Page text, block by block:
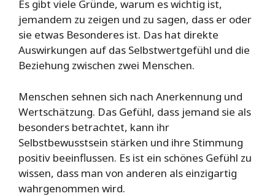
Es gibt viele Gründe, warum es wichtig ist,
jemandem zu zeigen und zu sagen, dass er oder
sie etwas Besonderes ist. Das hat direkte
Auswirkungen auf das Selbstwertgefühl und die
Beziehung zwischen zwei Menschen.
Menschen sehnen sich nach Anerkennung und
Wertschätzung. Das Gefühl, dass jemand sie als
besonders betrachtet, kann ihr
Selbstbewusstsein stärken und ihre Stimmung
positiv beeinflussen. Es ist ein schönes Gefühl zu
wissen, dass man von anderen als einzigartig
wahrgenommen wird.